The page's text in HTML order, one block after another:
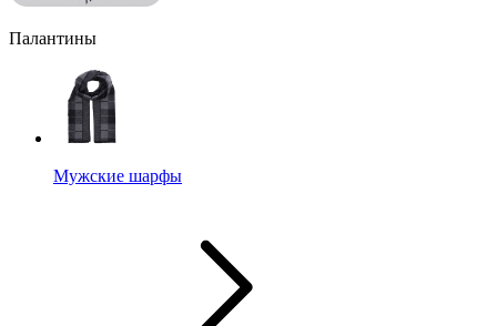
Палантины
Мужские шарфы